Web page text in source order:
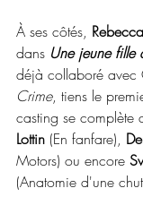
À ses côtés,
dans Une jeune fille
déjà collaboré avec
Crime, tiens le
casting se complète
Lottin (En fanfare),
Motors) ou encore
(Anatomie d'une